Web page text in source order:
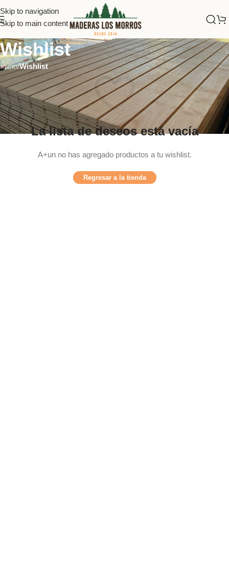
Skip to navigation
Skip to main content
Wishlist
Inicio/Wishlist
La lista de deseos está vacía
A+un no has agregado productos a tu wishlist.
Regresar a la tienda